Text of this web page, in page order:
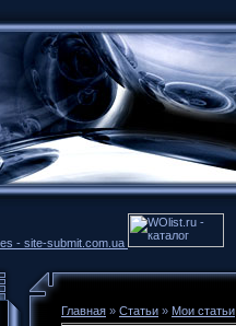
Главная » Статьи » Мои статьи